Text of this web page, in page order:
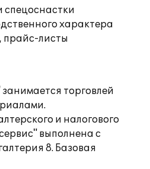
спецоснастки
характера
прайс-листы
торговлей
и налогового
выполнена с
8. Базовая